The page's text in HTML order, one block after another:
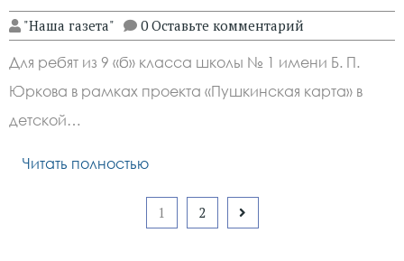
"Наша газета" 0 Оставьте комментарий
Для ребят из 9 «б» класса школы № 1 имени Б. П.
Юркова в рамках проекта «Пушкинская карта» в
детской…
Читать полностью
1 2